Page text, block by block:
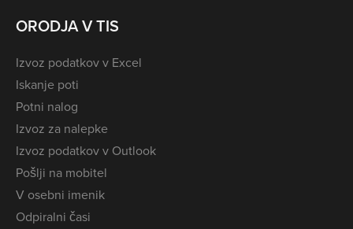
ORODJA V TIS
Izvoz podatkov v Excel
Iskanje poti
Potni nalog
Izvoz za nalepke
Izvoz podatkov v Outlook
Pošlji na mobitel
V osebni imenik
Odpiralni časi